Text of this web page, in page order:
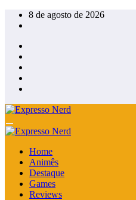
Pular
para
conteúdo
8 de agosto de 2026
Home
Animês
Destaque
Games
Reviews